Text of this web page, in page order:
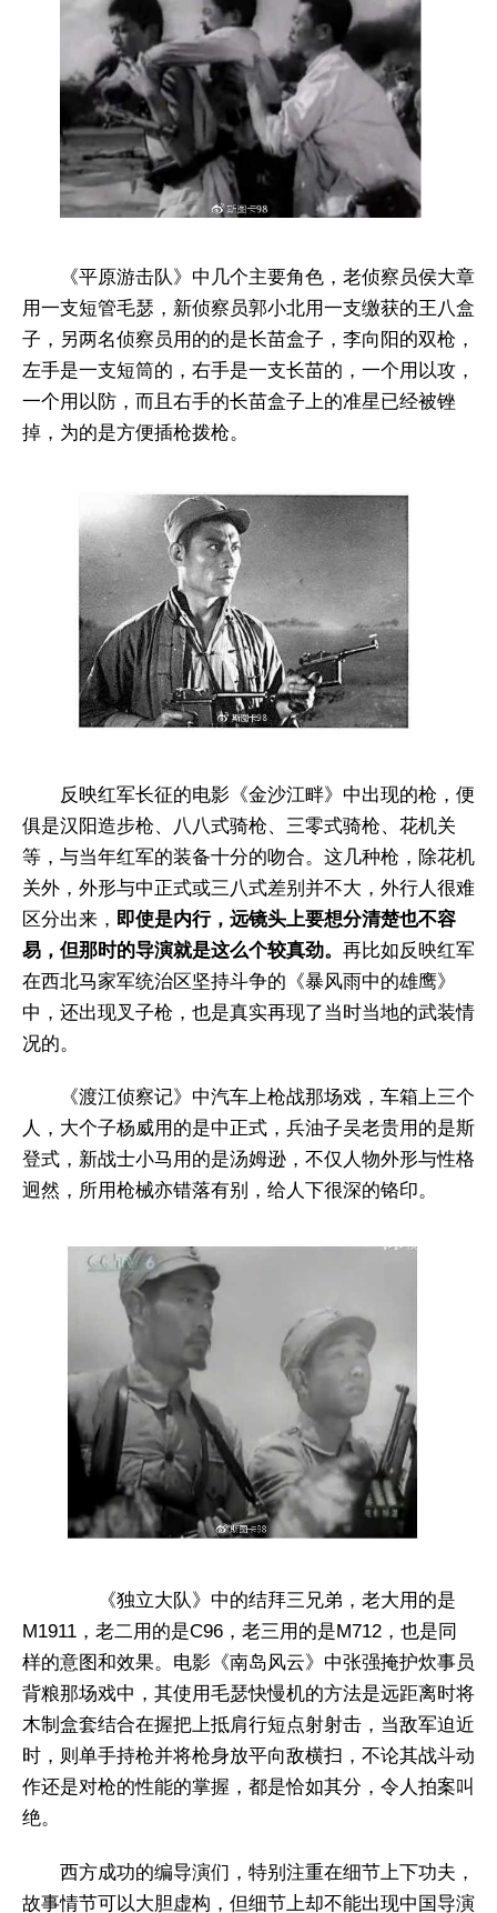
​《平原游击队》中几个主要角色，老侦察员侯大章
用一支短管毛瑟，新侦察员郭小北用一支缴获的王八盒
子，另两名侦察员用的的是长苗盒子，李向阳的双枪，
左手是一支短筒的，右手是一支长苗的，一个用以攻，
一个用以防，而且右手的长苗盒子上的准星已经被锉
掉，为的是方便插枪拨枪。
反映红军长征的电影《金沙江畔》中出现的枪，便
俱是汉阳造步枪、八八式骑枪、三零式骑枪、花机关
等，与当年红军的装备十分的吻合。这几种枪，除花机
关外，外形与中正式或三八式差别并不大，外行人很难
区分出来， 即使是内行，远镜头上要想分清楚也不容
易，但那时的导演就是这么个较真劲。 再比如反映红军
在西北马家军统治区坚持斗争的《暴风雨中的雄鹰》
中，还出现叉子枪，也是真实再现了当时当地的武装情
况的。
《渡江侦察记》中汽车上枪战那场戏，车箱上三个
人，大个子杨威用的是中正式，兵油子吴老贵用的是斯
登式，新战士小马用的是汤姆逊，不仅人物外形与性格
迥然，所用枪械亦错落有别，给人下很深的铬印。
​ 《独立大队》中的结拜三兄弟，老大用的是
M1911，老二用的是C96，老三用的是M712，也是同
样的意图和效果。电影《南岛风云》中张强掩护炊事员
背粮那场戏中，其使用毛瑟快慢机的方法是远距离时将
木制盒套结合在握把上抵肩行短点射射击，当敌军迫近
时，则单手持枪并将枪身放平向敌横扫，不论其战斗动
作还是对枪的性能的掌握，都是恰如其分，令人拍案叫
绝。
西方成功的编导演们，特别注重在细节上下功夫，
故事情节可以大胆虚构，但细节上却不能出现中国导演